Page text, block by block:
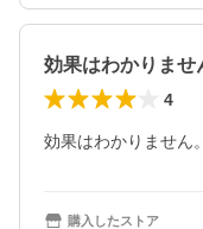
4
効果はわかりません
購入したストア